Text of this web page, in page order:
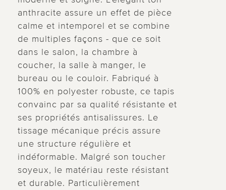
anthracite assure un effet de pièce
calme et intemporel et se combine
de multiples façons - que ce soit
dans le salon, la chambre à
coucher, la salle à manger, le
bureau ou le couloir. Fabriqué à
100% en polyester robuste, ce tapis
convainc par sa qualité résistante et
ses propriétés antisalissures. Le
tissage mécanique précis assure
une structure régulière et
indéformable. Malgré son toucher
soyeux, le matériau reste résistant
et durable. Particulièrement